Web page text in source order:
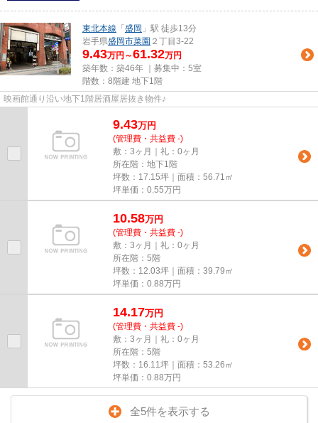
東北本線 「 盛岡 」駅 徒歩13分
岩手県盛岡市菜園 ２丁目3-22
9.43万円～61.32万円
築年数：築46年 ｜募集中： 5室
階数：8階建 地下1階
映画館通り沿い地下1階居酒屋居抜き物件♪
9.43万円
(管理費・共益費 -)
敷：3ヶ月｜礼：0ヶ月
所在階：地下1階
坪数：17.15坪｜面積：56.71㎡
坪単価： 0.55万円
10.58万円
(管理費・共益費 -)
敷：3ヶ月｜礼：0ヶ月
所在階：5階
坪数：12.03坪｜面積：39.79㎡
坪単価： 0.88万円
14.17万円
(管理費・共益費 -)
敷：3ヶ月｜礼：0ヶ月
所在階：5階
坪数：16.11坪｜面積：53.26㎡
坪単価： 0.88万円
全5件を表示する